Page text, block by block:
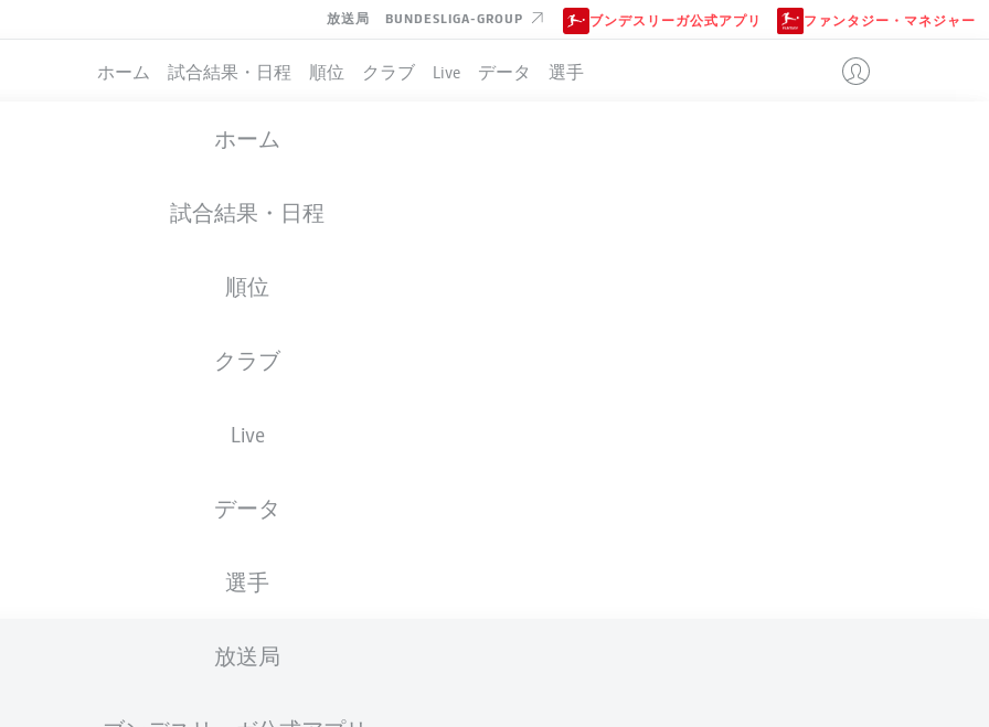
放送局 BUNDESLIGA-GROUP ブンデスリーガ公式アプリ ファンタジー・マネジャー
ホーム 試合結果・日程 順位 クラブ Live データ 選手
ホーム
試合結果・日程
順位
クラブ
Live
データ
選手
放送局
08.06.1998